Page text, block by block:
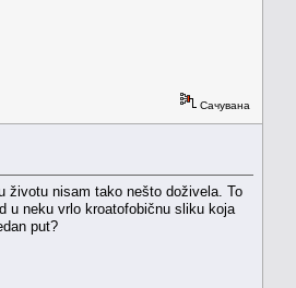
Сачувана
životu nisam tako nešto doživela. To
u neku vrlo kroatofobičnu sliku koja
put?